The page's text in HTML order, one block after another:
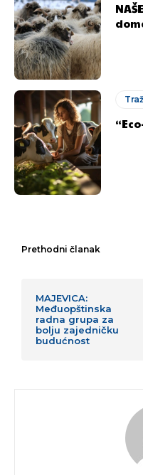
Prethodni članak
MAJEVICA:
Međuopštinska
radna grupa za
bolju zajedničku
budućnost